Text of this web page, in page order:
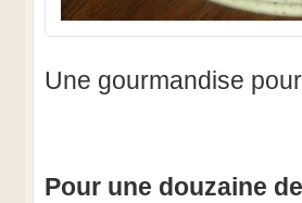
Une gourmandise
Pour une douzaine